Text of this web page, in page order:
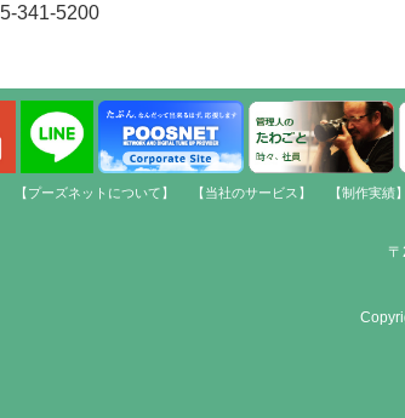
341-5200
【プーズネットについて】 【当社のサービス】 【制作実績】